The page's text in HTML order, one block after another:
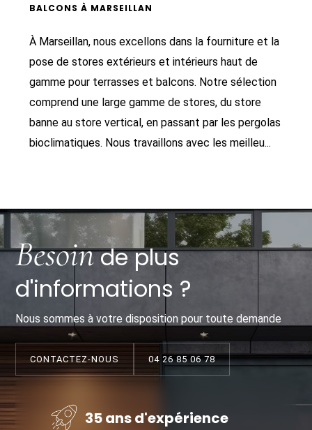
BALCONS À MARSEILLAN
À Marseillan, nous excellons dans la fourniture et la
pose de stores extérieurs et intérieurs haut de
gamme pour terrasses et balcons. Notre sélection
comprend une large gamme de stores, du store
banne au store vertical, en passant par les pergolas
bioclimatiques. Nous travaillons avec les meilleu...
Besoinde plus
d'informations ?
Nous sommes à votre disposition pour toute demande
CONTACTEZ-NOUS 04 26 85 06 78
35 ans d'expérience